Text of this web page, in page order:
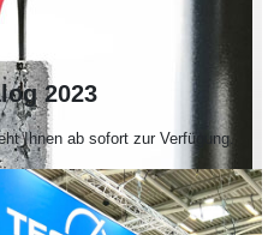
2023
Ihnen ab sofort zur Verfügung.